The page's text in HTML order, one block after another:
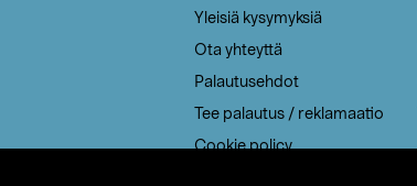
Yleisiä kysymyksiä
Ota yhteyttä
Palautusehdot
Tee palautus / reklamaatio
Cookie policy